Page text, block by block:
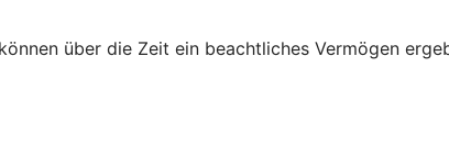
über die Zeit ein beachtliches Vermögen